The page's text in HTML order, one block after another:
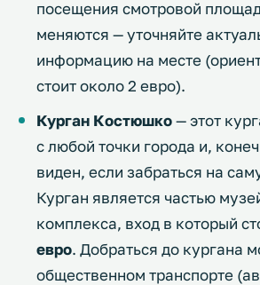
посещения смотровой
меняются — уточняйте
информацию на месте
стоит около 2 евро).
Курган Костюшко— этот
с любой точки города и,
виден, если забраться на
Курган является частью
комплекса, вход в который
евро. Добраться до кургана
общественном транспорте